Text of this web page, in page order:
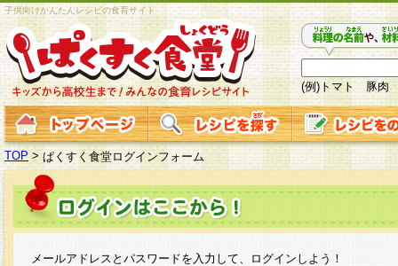
子供向けかんたんレシピの食育サイト
(例)トマト 豚肉
TOP > ぱくすく食堂ログインフォーム
メールアドレスとパスワードを入力して、ログインしよう！